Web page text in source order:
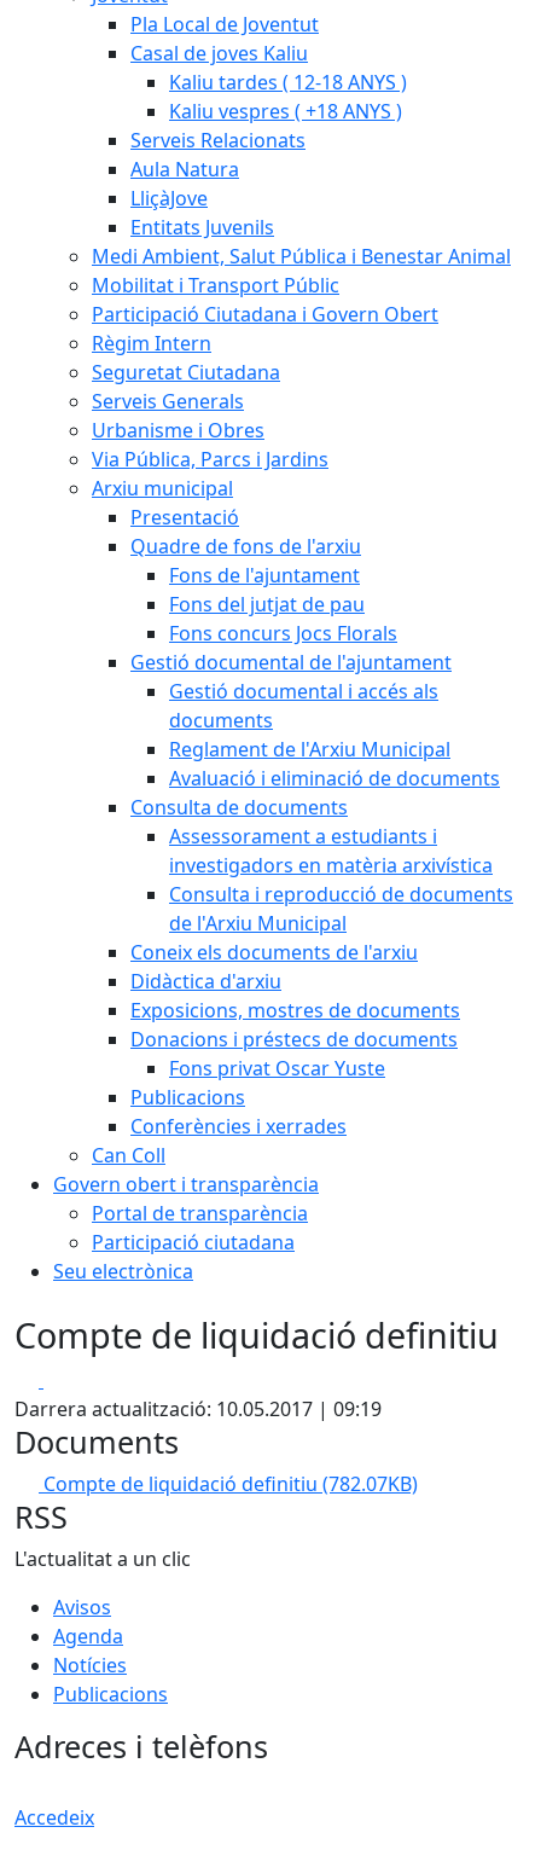
Pla Local de Joventut
Casal de joves Kaliu
Kaliu tardes ( 12-18 ANYS )
Kaliu vespres ( +18 ANYS )
Serveis Relacionats
Aula Natura
LliçàJove
Entitats Juvenils
Medi Ambient, Salut Pública i Benestar Animal
Mobilitat i Transport Públic
Participació Ciutadana i Govern Obert
Règim Intern
Seguretat Ciutadana
Serveis Generals
Urbanisme i Obres
Via Pública, Parcs i Jardins
Arxiu municipal
Presentació
Quadre de fons de l'arxiu
Fons de l'ajuntament
Fons del jutjat de pau
Fons concurs Jocs Florals
Gestió documental de l'ajuntament
Gestió documental i accés als
documents
Reglament de l'Arxiu Municipal
Avaluació i eliminació de documents
Consulta de documents
Assessorament a estudiants i
investigadors en matèria arxivística
Consulta i reproducció de documents
de l'Arxiu Municipal
Coneix els documents de l'arxiu
Didàctica d'arxiu
Exposicions, mostres de documents
Donacions i préstecs de documents
Fons privat Oscar Yuste
Publicacions
Conferències i xerrades
Can Coll
Govern obert i transparència
Portal de transparència
Participació ciutadana
Seu electrònica
Compte de liquidació definitiu
Darrera actualització: 10.05.2017 | 09:19
Documents
Compte de liquidació definitiu (782.07KB)
RSS
L'actualitat a un clic
Avisos
Agenda
Notícies
Publicacions
Adreces i telèfons
Accedeix